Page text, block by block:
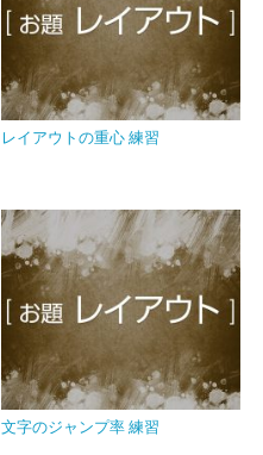
レイアウトの重心 練習
文字のジャンプ率 練習